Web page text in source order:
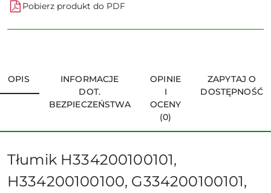
Pobierz produkt do PDF
OPIS
INFORMACJE
DOT.
BEZPIECZEŃSTWA
OPINIE
I
OCENY
(0)
ZAPYTAJ O
DOSTĘPNOŚĆ
Tłumik H334200100101,
H334200100100, G334200100101,